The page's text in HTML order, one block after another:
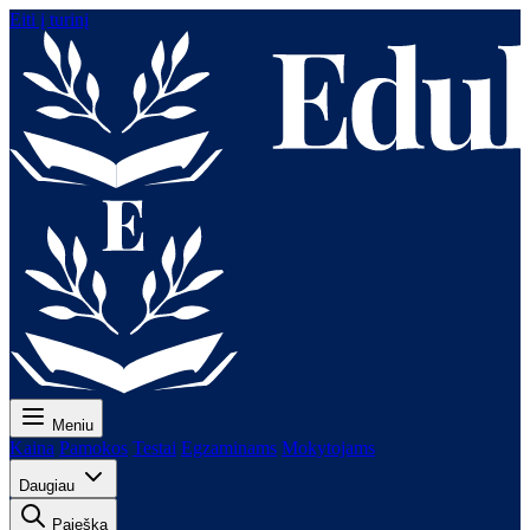
Eiti į turinį
Meniu
Kaina Pamokos Testai Egzaminams Mokytojams
Daugiau
Paieška